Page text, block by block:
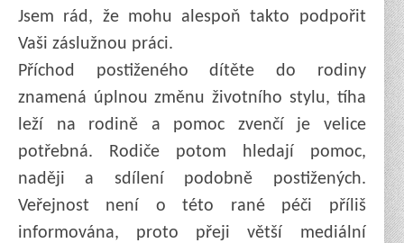
Jsem rád, že mohu alespoň takto podpořit
Vaši záslužnou práci.
Příchod postiženého dítěte do rodiny
znamená úplnou změnu životního stylu, tíha
leží na rodině a pomoc zvenčí je velice
potřebná. Rodiče potom hledají pomoc,
naději a sdílení podobně postižených.
Veřejnost není o této rané péči příliš
informována, proto přeji větší mediální